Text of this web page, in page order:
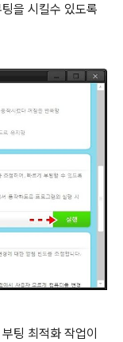
을 시킬수 있도록
팅 최적화 작업이